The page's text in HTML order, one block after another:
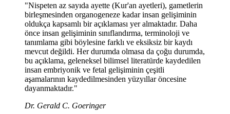
"Nispeten az sayıda ayette (Kur'an ayetleri), gametlerin
birleşmesinden organogeneze kadar insan gelişiminin
oldukça kapsamlı bir açıklaması yer almaktadır. Daha
önce insan gelişiminin sınıflandırma, terminoloji ve
tanımlama gibi böylesine farklı ve eksiksiz bir kaydı
mevcut değildi. Her durumda olmasa da çoğu durumda,
bu açıklama, geleneksel bilimsel literatürde kaydedilen
insan embriyonik ve fetal gelişiminin çeşitli
aşamalarının kaydedilmesinden yüzyıllar öncesine
dayanmaktadır."
Dr. Gerald C. Goeringer